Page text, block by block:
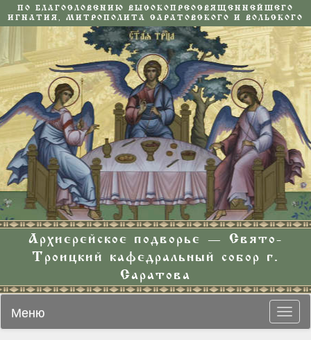
ПО БЛАГОСЛОВЕНИЮ ВЫСОКОПРЕОСВЯЩЕННЕЙШЕГО
ИГНАТИЯ, МИТРОПОЛИТА САРАТОВСКОГО И ВОЛЬСКОГО
Архиерейское подворье — Свято-
Троицкий кафедральный собор г.
Саратова
Меню